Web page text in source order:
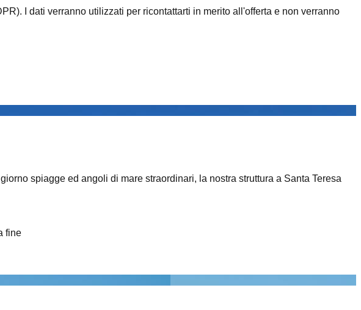
I dati verranno utilizzati per ricontattarti in merito all'offerta e non verranno
spiagge ed angoli di mare straordinari, la nostra struttura a Santa Teresa
fine